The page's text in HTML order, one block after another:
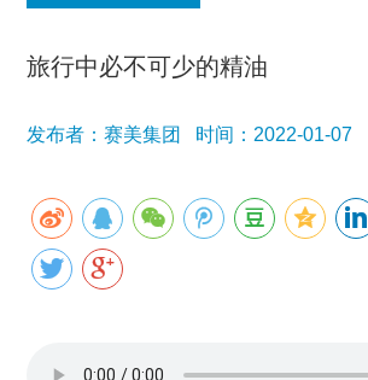
人事管理
集团新闻 行业新闻 公司新闻 产品百科
公众号资讯
旅行中必不可少的精油
发布者：赛美集团 时间：2022-01-07